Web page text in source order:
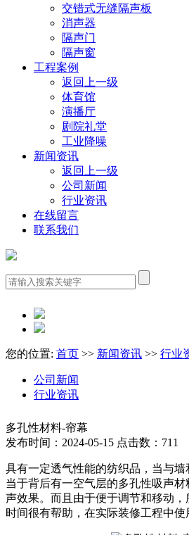
交错式无缝隔声板
消声器
隔声门
隔声窗
工程案例
返回上一级
体育馆
演播厅
剧院礼堂
工业降噪
新闻资讯
返回上一级
公司新闻
行业资讯
在线留言
联系我们
您的位置: 首页 >> 新闻资讯 >> 行业
公司新闻
行业资讯
多孔性材料-帘幕
发布时间：2024-05-15 点击数：711
具有一定透气性能的纺织品，当与
当于背后有一空气层的多孔性吸声
声效果。而且由于便于调节和移动
时间很有帮助，在实际装修工程中使